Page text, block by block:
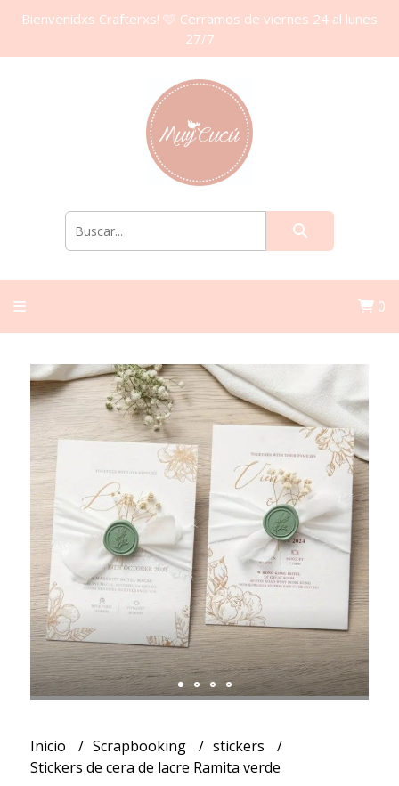
Bienvenidxs Crafterxs! 🩷 Cerramos de viernes 24 al lunes
27/7
0
Inicio Scrapbooking
stickers
Stickers de cera de lacre Ramita verde